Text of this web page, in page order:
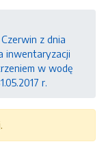
z dnia
inwentaryzacji
w wodę
r.